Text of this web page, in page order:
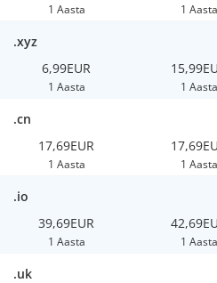
1 Aasta 1 Aasta
.xyz
6,99EUR
1 Aasta 1 Aasta
.cn
17,69EUR
1 Aasta 1 Aasta
.io
39,69EUR
1 Aasta 1 Aasta
.uk